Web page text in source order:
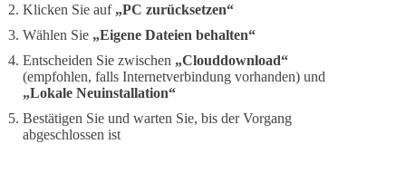
Klicken Sie auf „PC zurücksetzen“
Wählen Sie „Eigene Dateien behalten“
Entscheiden Sie zwischen „Clouddownload“
(empfohlen, falls Internetverbindung vorhanden) und
„Lokale Neuinstallation“
Bestätigen Sie und warten Sie, bis der Vorgang
abgeschlossen ist